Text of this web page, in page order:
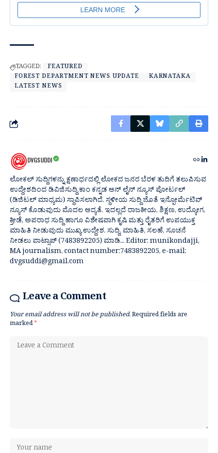
TAGGED:
FEATURED
FOREST DEPARTMENT NEWS UPDATE
KARNATAKA
LATEST NEWS
DVGSUDDI
ಲೋಕಲ್ ಸುದ್ದಿಗಳನ್ನು ಕ್ಷಣಾರ್ಧದಲ್ಲಿ ಲೋಕದ ಜನರ ಬೆರಳ ತುದಿಗೆ ತಲುಪಿಸುವ
ಉದ್ದೇಶದಿಂದ ಡಿವಿಜಿಸುದ್ದಿ.ಕಾಂ ಕನ್ನಡ ಆನ್ ಲೈನ್ ನ್ಯೂಸ್ ಪೋರ್ಟಲ್
(ಡಿಜಿಟಲ್ ಮಾಧ್ಯಮ) ಸ್ಥಾಪಿಸಲಾಗಿದೆ. ಸ್ಥಳೀಯ ಸುದ್ದಿ ಜೊತೆ ಇನ್ಫೋರ್ಮೆಟಿವ್
ನ್ಯೂಸ್ ಕೊಡುವುದು ಮೊದಲ ಆದ್ಯತೆ. ಇದಲ್ಲದೆ ರಾಜಕೀಯ, ಶಿಕ್ಷಣ, ಉದ್ಯೋಗ,
ಕ್ರೀಡೆ, ಅಪರಾಧ ಸುದ್ದಿ ಹಾಗೂ ವಿಶೇಷವಾಗಿ ಕೃಷಿ ಮತ್ತು ರೈತರಿಗೆ ಉಪಯುಕ್ತ
ಮಾಹಿತಿ ನೀಡುವುದು ಮುಖ್ಯ ಉದ್ದೇಶ. ಸುದ್ದಿ, ಮಾಹಿತಿ, ಸಲಹೆ, ಸೂಚನೆ
ನೀಡಲು ವಾಟ್ಸಾಪ್ (7483892205) ಮಾಡಿ... Editor: munikondajji,
MA journalism, contact number:7483892205, e-mail:
dvgsuddi@gmail.com
Leave a Comment
Your email address will not be published.Required fields are
marked*